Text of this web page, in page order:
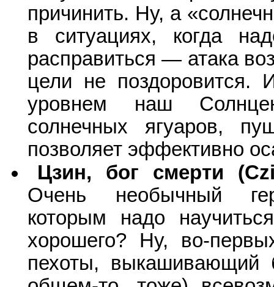
причинить. Ну, а
в ситуациях, когда
расправиться — атака
цели не
уровнем наш
солнечных ягуаров,
позволяет эффективно
Цзин, бог смерти
Очень необычный
которым надо
хорошего? Ну, во-
пехоты,